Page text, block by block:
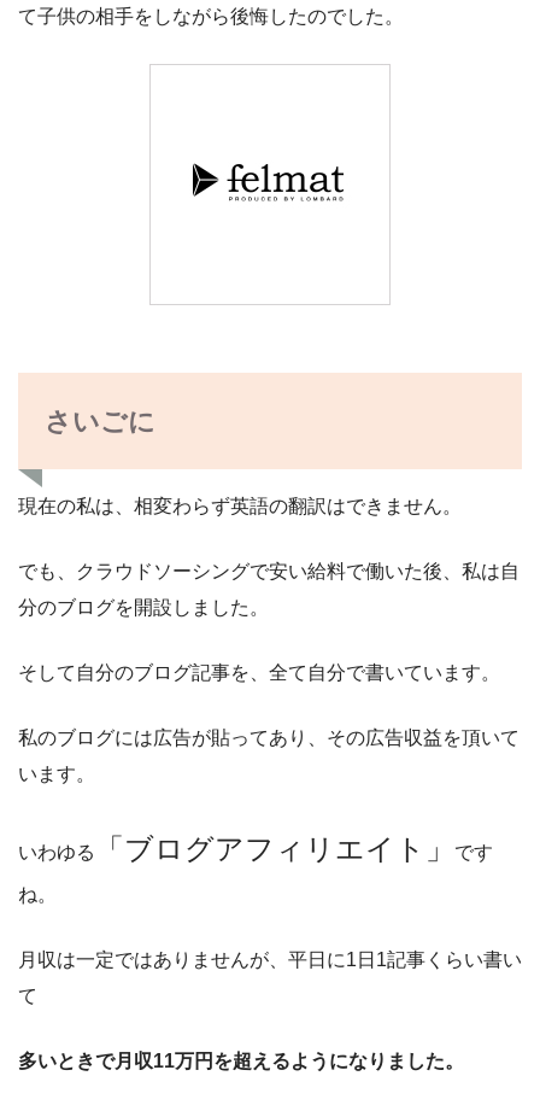
て子供の相手をしながら後悔したのでした。
さいごに
現在の私は、相変わらず英語の翻訳はできません。
でも、クラウドソーシングで安い給料で働いた後、私は自
分のブログを開設しました。
そして自分のブログ記事を、全て自分で書いています。
私のブログには広告が貼ってあり、その広告収益を頂いて
います。
いわゆる 「ブログアフィリエイト」 です
ね。
月収は一定ではありませんが、平日に1日1記事くらい書い
て
多いときで月収11万円を超えるようになりました。